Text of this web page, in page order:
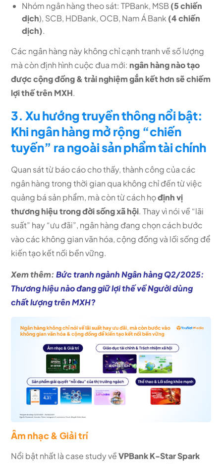
Nhóm ngân hàng theo sát: TPBank, MSB(5 chiến
dịch), SCB, HDBank, OCB, Nam Á Bank (4 chiến
dịch).
Các ngân hàng này không chỉ cạnh tranh về số lượng
mà còn định hình cuộc đua mới: ngân hàng nào tạo
được cộng đồng & trải nghiệm gắn kết hơn sẽ chiếm
lợi thế trên MXH.
3. Xu hướng truyền thông nổi bật:
Khi ngân hàng mở rộng “chiến
tuyến” ra ngoài sản phẩm tài chính
Quan sát từ báo cáo cho thấy, thành công của các
ngân hàng trong thời gian qua không chỉ đến từ việc
quảng bá sản phẩm, mà còn từ cách họđịnh vị
thương hiệu trong đời sống xã hội. Thay vì nói về “lãi
suất” hay “ưu đãi”, ngân hàng đang chọn cách bước
vào các không gian văn hóa, cộng đồng và lối sống để
kiến tạo kết nối bền vững.
Xem thêm:Bức tranh ngành Ngân hàng Q2/2025:
Thương hiệu nào đang giữ lợi thế về Người dùng
chất lượng trên MXH?
Âm nhạc & Giải trí
Nổi bật nhất là case study vềVPBank K-Star Spark